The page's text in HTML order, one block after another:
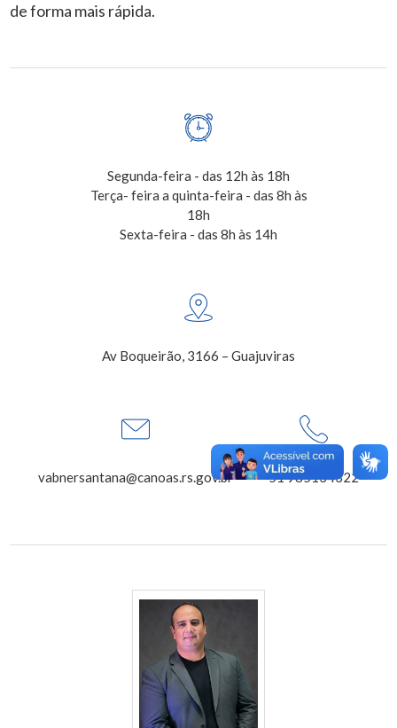
de forma mais rápida.
Segunda-feira - das 12h às 18h
Terça- feira a quinta-feira - das 8h às
18h
Sexta-feira - das 8h às 14h
Av Boqueirão, 3166 – Guajuviras
vabnersantana@canoas.rs.gov.br 51 985134322